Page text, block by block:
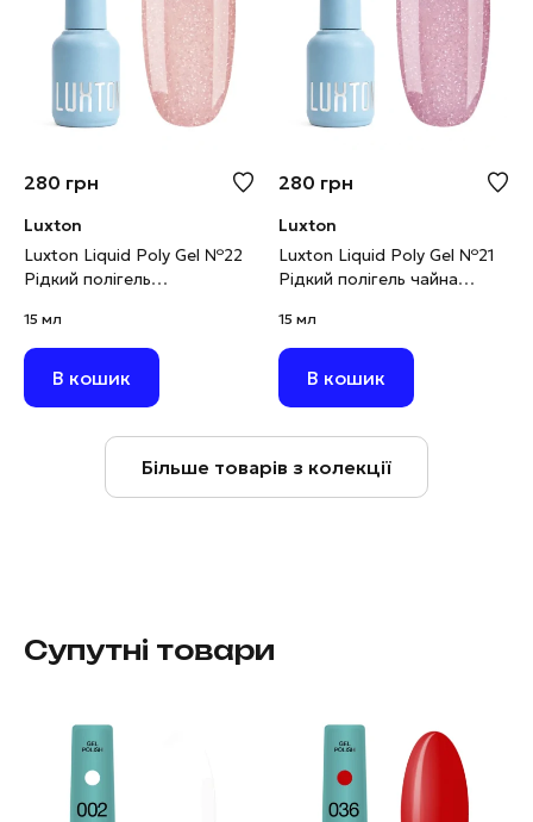
280 грн
Luxton
Luxton Liquid Poly Gel №22
Рідкий полігель
світловідбивний, 15 мл
15 мл
В кошик
280 грн
Luxton
Luxton Liquid Poly Gel №21
Рідкий полігель чайна
15 мл
15 мл
В кошик
Більше товарів з колекції
Супутні товари